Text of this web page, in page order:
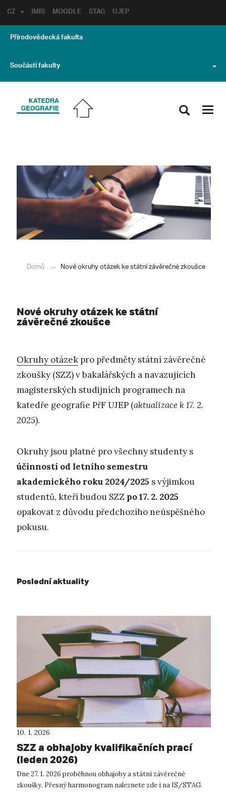
IMIS MOODLE STAG UJEP
CZ
Přírodovědecká fakulta
Součásti fakulty
Domů Nové okruhy otázek ke státní závěrečné zkoušce
Nové okruhy otázek ke státní
závěrečné zkoušce
Okruhy otázek pro předměty státní závěrečné
zkoušky (SZZ) v bakalářských a navazujících
magisterských studijních programech na
katedře geografie PřF UJEP (aktualizace k 17. 2.
2025).
Okruhy jsou platné pro všechny studenty s
účinností od letního semestru
akademického roku 2024/2025 s výjimkou
studentů, kteří budou SZZ po 17. 2. 2025
opakovat z důvodu předchozího neúspěšného
pokusu.
Poslední aktuality
10. 1. 2026
SZZ a obhajoby kvalifikačních prací
(leden 2026)
Dne 27. 1. 2026 proběhnou obhajoby a státní závěrečné
zkoušky. Přesný harmonogram naleznete zde i na IS/STAG.